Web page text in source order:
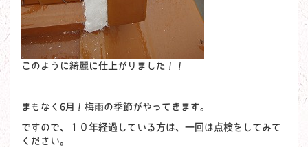
このように綺麗に仕上がりました！！
まもなく6月！梅雨の季節がやってきます。
ですので、１０年経過している方は、一回は点検をしてみて
ください。